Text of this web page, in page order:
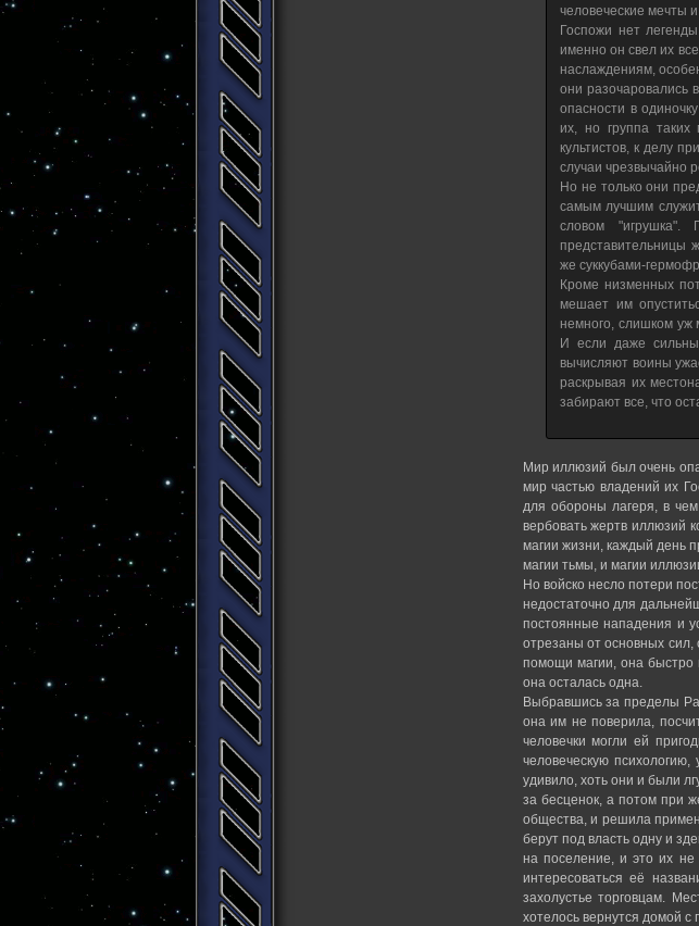
человеческие мечты
Госпожи нет
именно он свел их
наслаждениям,
они разочаровались
опасности в
их, но группа
культистов, к делу
случаи чрезвычайно
Но не только они
самым лучшим
словом "игрушка".
представительницы
же суккубами-
Кроме низменных
мешает им
немного, слишком уж
И если даже
вычисляют воины
раскрывая их
забирают все, что
Мир иллюзий был очень
мир частью владений их
для обороны лагеря, в
вербовать жертв иллюзий
магии жизни, каждый день
магии тьмы, и магии
Но войско несло потери
недостаточно для
постоянные нападения и
отрезаны от основных
помощи магии, она быстро
она осталась одна.
Выбравшись за пределы
она им не поверила,
человечки могли ей
человеческую
удивило, хоть они и были
за бесценок, а потом при
общества, и решила
берут под власть одну и
на поселение, и это их
интересоваться её
захолустье торговцам.
хотелось вернутся домой с